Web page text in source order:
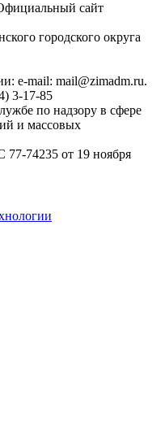
сайт
городского округа
e-mail: mail@zimadm.ru.
3-17-85
по надзору в сфере
и массовых
74235 от 19 ноября